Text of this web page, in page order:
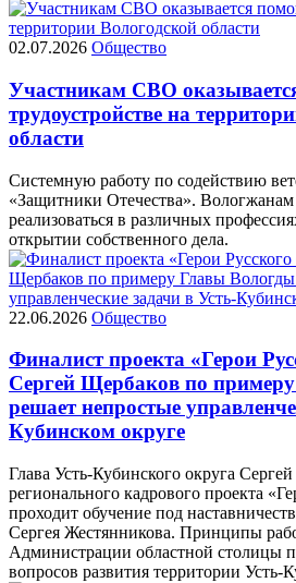
02.07.2026 Общество
Участникам СВО
трудоустройстве на
области
Системную работу по содействию
«Защитники Отечества».
реализоваться в различных
открытии собственного дела.
22.06.2026 Общество
Финалист проекта «Герои
Сергей Щербаков по
решает непростые
Кубинском округе
Глава Усть-Кубинского округа
регионального кадрового проекта
проходит обучение под
Сергея Жестянникова. Принципы
Администрации областной столицы
вопросов развития территории Усть-